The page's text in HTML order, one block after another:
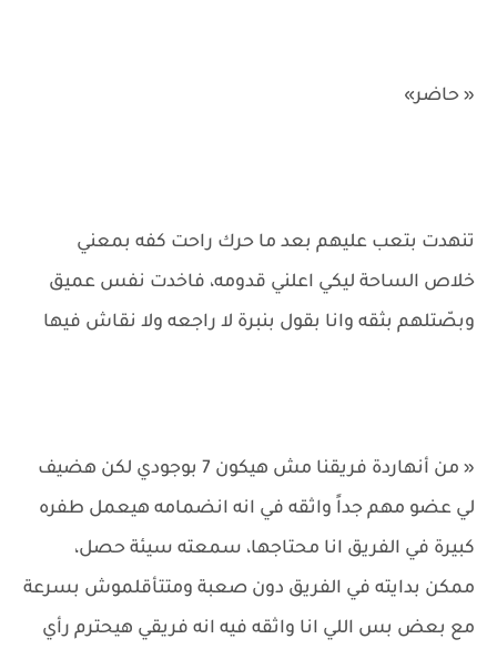
« حاضر»
تنهدت بتعب عليهم بعد ما حرك راحت كفه بمعني
خلاص الساحة ليكي اعلني قدومه، فاخدت نفس عميق
وبصّتلهم بثقه وانا بقول بنبرة لا راجعه ولا نقاش فيها
« من أنهاردة فريقنا مش هيكون 7 بوجودي لكن هضيف
لي عضو مهم جداً واثقه في انه انضمامه هيعمل طفره
كبيرة في الفريق انا محتاجها، سمعته سيئة حصل،
ممكن بدايته في الفريق دون صعبة ومتتأقلموش بسرعة
مع بعض بس اللي انا واثقه فيه انه فريقي هيحترم رأي